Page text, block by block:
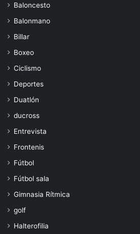
Baloncesto
Balonmano
Billar
Boxeo
Ciclismo
Deportes
Duatlón
ducross
Entrevista
Frontenis
Fútbol
Fútbol sala
Gimnasia Rítmica
golf
Halterofilia